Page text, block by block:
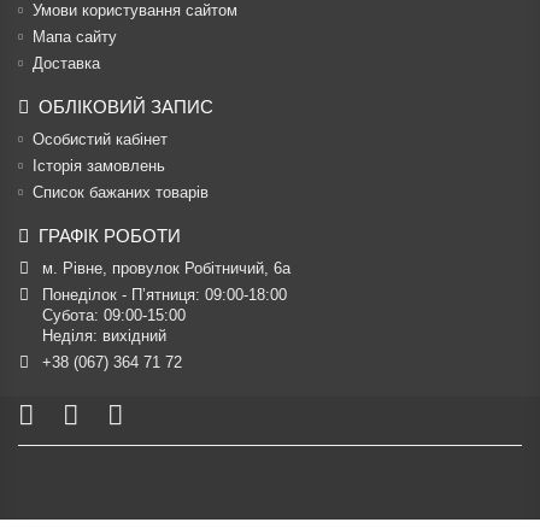
Умови користування сайтом
Мапа сайту
Доставка
ОБЛІКОВИЙ ЗАПИС
Особистий кабінет
Історія замовлень
Список бажаних товарів
ГРАФІК РОБОТИ
м. Рівне, провулок Робітничий, 6а
Понеділок - П’ятниця: 09:00-18:00
Субота: 09:00-15:00
Неділя: вихідний
+38 (067) 364 71 72